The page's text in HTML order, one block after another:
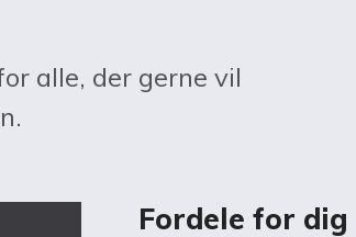
alle, der gerne vil
Fordele for dig